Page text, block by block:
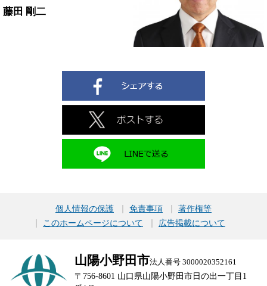
藤田 剛二
個人情報の保護 免責事項
著作権等
このホームページについて
広告掲載について
山陽小野田市法人番号 3000020352161
〒756-8601 山口県山陽小野田市日の出一丁目1